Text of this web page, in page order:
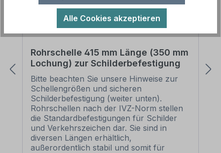
Rohrschelle 415 mm Länge (350 mm
Lochung) zur Schilderbefestigung
Bitte beachten Sie unsere Hinweise zur
Schellengrößen und sicheren
Schilderbefestigung (weiter unten).
Rohrschellen nach der IVZ-Norm stellen
die Standardbefestigungen für Schilder
und Verkehrszeichen dar. Sie sind in
diversen Längen erhältlich,
außerordentlich stabil und somit für
Alle Cookies akzeptieren